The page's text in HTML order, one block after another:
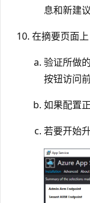
息和新建
在摘要页面上
验证所做
按钮访问
如果配置
若要开始